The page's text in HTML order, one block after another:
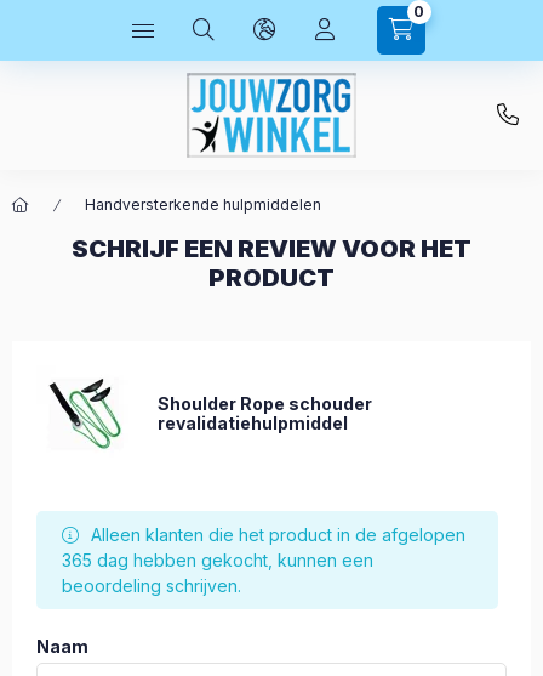
0
Handversterkende hulpmiddelen
SCHRIJF EEN REVIEW VOOR HET
PRODUCT
Shoulder Rope schouder
revalidatiehulpmiddel
Alleen klanten die het product in de afgelopen
365 dag hebben gekocht, kunnen een
beoordeling schrijven.
Naam